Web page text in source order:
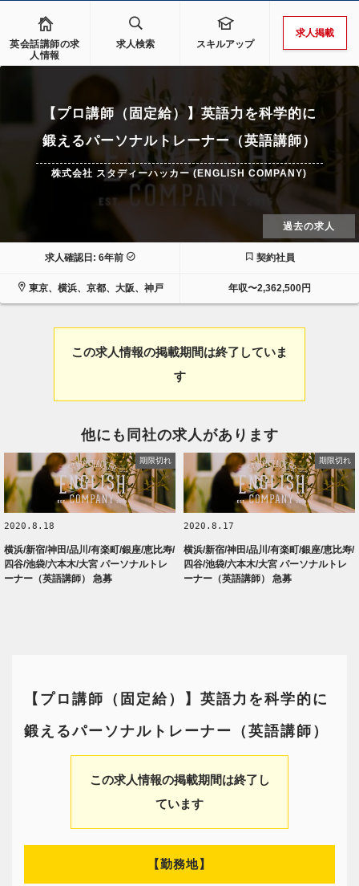
英会話講師の求
人情報
求人検索 スキルアップ
求人掲載
【プロ講師（固定給）】英語力を科学的に
鍛えるパーソナルトレーナー（英語講師）
株式会社 スタディーハッカー (ENGLISH COMPANY)
過去の求人
求人確認日: 6年前 契約社員
東京、横浜、京都、大阪、神戸 年収〜2,362,500円
この求人情報の掲載期間は終了していま
す
他にも同社の求人があります
期限切れ
2020.8.18
横浜/新宿/神田/品川/有楽町/銀座/恵比寿/
四谷/池袋/六本木/大宮 パーソナルトレ
ーナー（英語講師） 急募
期限切れ
2020.8.17
横浜/新宿/神田/品川/有楽町/銀座/恵比寿/
四谷/池袋/六本木/大宮 パーソナルトレ
ーナー（英語講師） 急募
【プロ講師（固定給）】英語力を科学的に
鍛えるパーソナルトレーナー（英語講師）
この求人情報の掲載期間は終了し
ています
【勤務地】